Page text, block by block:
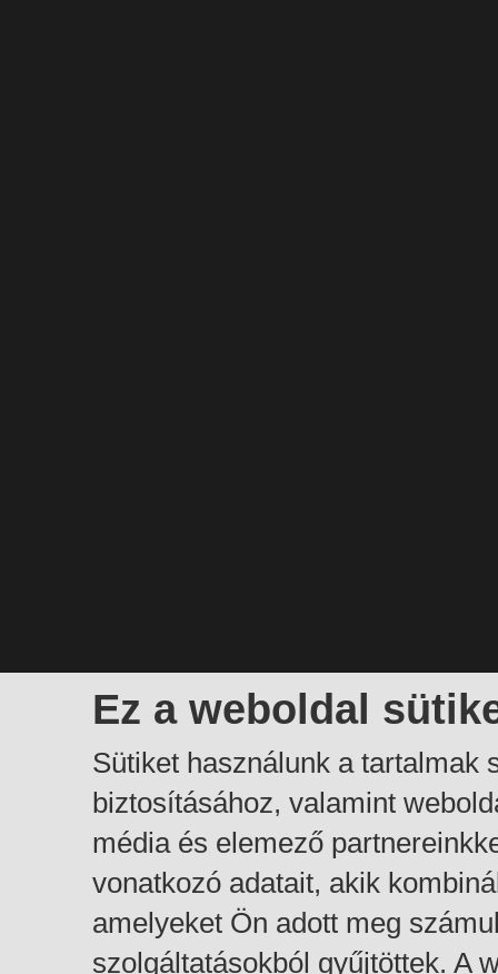
Ez a weboldal
Sütiket használunk a tartalmak
biztosításához, valamint
média és elemező
vonatkozó adatait, akik
amelyeket Ön adott meg
szolgáltatásokból gyűjtöttek. A